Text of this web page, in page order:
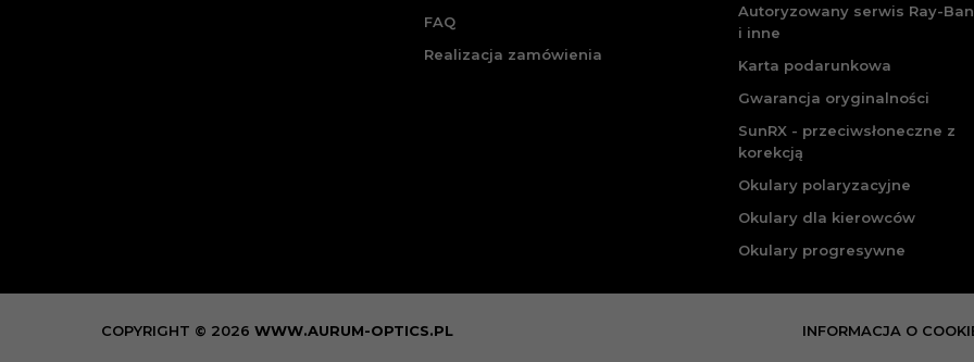
FAQ
Realizacja zamówienia
Autoryzowany serwis Ray-Ban
i inne
Karta podarunkowa
Gwarancja oryginalności
SunRX - przeciwsłoneczne z
korekcją
Okulary polaryzacyjne
Okulary dla kierowców
Okulary progresywne
COPYRIGHT © 2026 WWW.AURUM-OPTICS.PL INFORMACJA O